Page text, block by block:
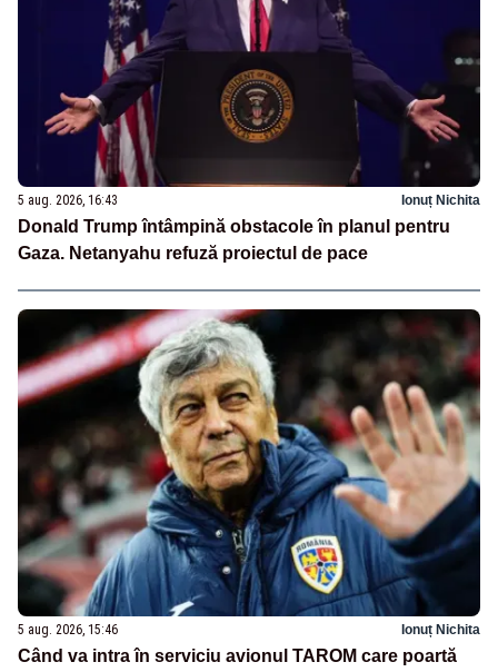
5 aug. 2026, 16:43 Ionuț Nichita
Donald Trump întâmpină obstacole în planul pentru
Gaza. Netanyahu refuză proiectul de pace
5 aug. 2026, 15:46 Ionuț Nichita
Când va intra în serviciu avionul TAROM care poartă